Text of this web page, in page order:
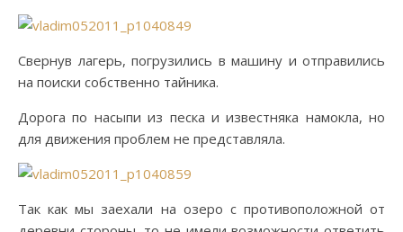
Свернув лагерь, погрузились в машину и отправились
на поиски собственно тайника.
Дорога по насыпи из песка и известняка намокла, но
для движения проблем не представляла.
Так как мы заехали на озеро с противоположной от